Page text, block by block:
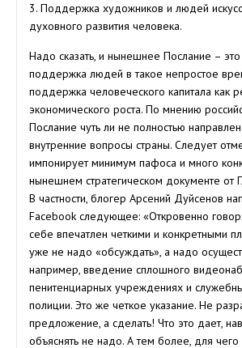
3. Поддержка художников и людей
духовного развития человека.
Надо сказать, и нынешнее Послание –
поддержка людей в такое непростое
поддержка человеческого капитала как
экономического роста. По мнению
Послание чуть ли не полностью
внутренние вопросы страны. Следует
импонирует минимум пафоса и много
нынешнем стратегическом документе от
В частности, блогер Арсений Дуйсенов
Facebook следующее: «Откровенно
себе впечатлен четкими и конкретными
уже не надо «обсуждать», а надо
например, введение сплошного
пенитенциарных учреждениях и
полиции. Это же четкое указание. Не
предложение, а сделать! Что это дает,
объяснять не надо. А тем более, для чего